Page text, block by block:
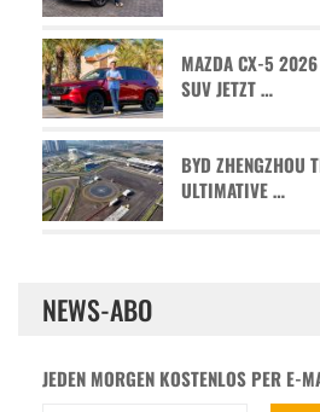
MAZDA CX-5 2026
SUV JETZT …
BYD ZHENGZHOU
ULTIMATIVE …
NEWS-ABO
JEDEN MORGEN KOSTENLOS PER E-